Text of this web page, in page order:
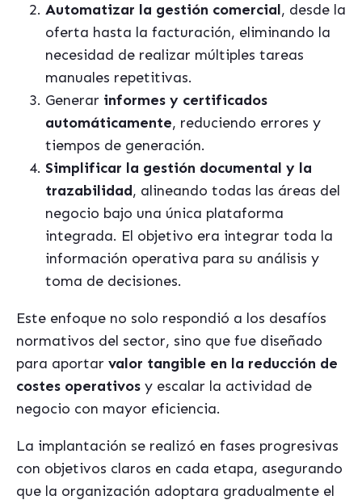
Automatizar la gestión comercial, desde la
oferta hasta la facturación, eliminando la
necesidad de realizar múltiples tareas
manuales repetitivas.
Generar informes y certificados
automáticamente, reduciendo errores y
tiempos de generación.
Simplificar la gestión documental y la
trazabilidad, alineando todas las áreas del
negocio bajo una única plataforma
integrada. El objetivo era integrar toda la
información operativa para su análisis y
toma de decisiones.
Este enfoque no solo respondió a los desafíos
normativos del sector, sino que fue diseñado
para aportar valor tangible en la reducción de
costes operativos y escalar la actividad de
negocio con mayor eficiencia.
La implantación se realizó en fases progresivas
con objetivos claros en cada etapa, asegurando
que la organización adoptara gradualmente el